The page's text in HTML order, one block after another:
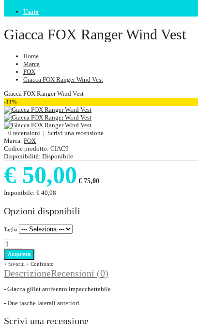
Usato
Giacca FOX Ranger Wind Vest
Home
Marca
FOX
Giacca FOX Ranger Wind Vest
Giacca FOX Ranger Wind Vest
-33%
0 recensioni | Scrivi una recensione
Marca: FOX
Codice prodotto: GIAC9
Disponibilità: Disponibile
€ 50,00 € 75,00
Imponibile: € 40,98
Opzioni disponibili
Taglia
+ favoriti + Confronto
DescrizioneRecensioni (0)
- Giacca gillet antivento impacchettabile
- Due tasche laterali anteriori
Scrivi una recensione